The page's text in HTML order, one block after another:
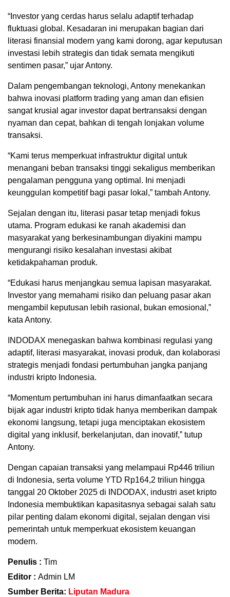
“Investor yang cerdas harus selalu adaptif terhadap
fluktuasi global. Kesadaran ini merupakan bagian dari
literasi finansial modern yang kami dorong, agar keputusan
investasi lebih strategis dan tidak semata mengikuti
sentimen pasar,” ujar Antony.
Dalam pengembangan teknologi, Antony menekankan
bahwa inovasi platform trading yang aman dan efisien
sangat krusial agar investor dapat bertransaksi dengan
nyaman dan cepat, bahkan di tengah lonjakan volume
transaksi.
“Kami terus memperkuat infrastruktur digital untuk
menangani beban transaksi tinggi sekaligus memberikan
pengalaman pengguna yang optimal. Ini menjadi
keunggulan kompetitif bagi pasar lokal,” tambah Antony.
Sejalan dengan itu, literasi pasar tetap menjadi fokus
utama. Program edukasi ke ranah akademisi dan
masyarakat yang berkesinambungan diyakini mampu
mengurangi risiko kesalahan investasi akibat
ketidakpahaman produk.
“Edukasi harus menjangkau semua lapisan masyarakat.
Investor yang memahami risiko dan peluang pasar akan
mengambil keputusan lebih rasional, bukan emosional,”
kata Antony.
INDODAX menegaskan bahwa kombinasi regulasi yang
adaptif, literasi masyarakat, inovasi produk, dan kolaborasi
strategis menjadi fondasi pertumbuhan jangka panjang
industri kripto Indonesia.
“Momentum pertumbuhan ini harus dimanfaatkan secara
bijak agar industri kripto tidak hanya memberikan dampak
ekonomi langsung, tetapi juga menciptakan ekosistem
digital yang inklusif, berkelanjutan, dan inovatif,” tutup
Antony.
Dengan capaian transaksi yang melampaui Rp446 triliun
di Indonesia, serta volume YTD Rp164,2 triliun hingga
tanggal 20 Oktober 2025 di INDODAX, industri aset kripto
Indonesia membuktikan kapasitasnya sebagai salah satu
pilar penting dalam ekonomi digital, sejalan dengan visi
pemerintah untuk memperkuat ekosistem keuangan
modern.
Penulis : Tim
Editor : Admin LM
Sumber Berita: Liputan Madura